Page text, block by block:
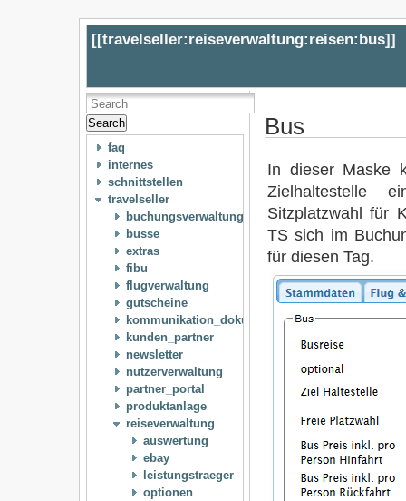
[[travelseller:reiseverwaltung:reisen:bus]]
Search
faq
internes
schnittstellen
travelseller
buchungsverwaltung
busse
extras
fibu
flugverwaltung
gutscheine
kommunikation_dokumente
kunden_partner
newsletter
nutzerverwaltung
partner_portal
produktanlage
reiseverwaltung
auswertung
ebay
leistungstraeger
optionen
Bus
In dieser Maske
Zielhaltestelle
Sitzplatzwahl für
TS sich im
für diesen Tag.